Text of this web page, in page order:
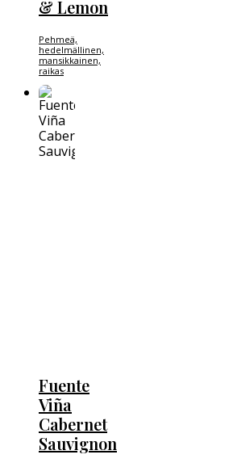
& Lemon
Pehmeä,
hedelmällinen,
mansikkainen,
raikas
Fuente
Viña
Cabernet
Sauvignon